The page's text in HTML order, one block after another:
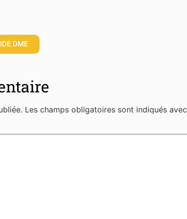
DME
Les champs obligatoires sont indiqués avec